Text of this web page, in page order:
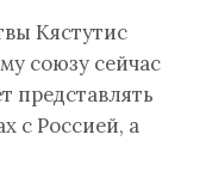
Кястутис
союзу сейчас
представлять
с Россией, а